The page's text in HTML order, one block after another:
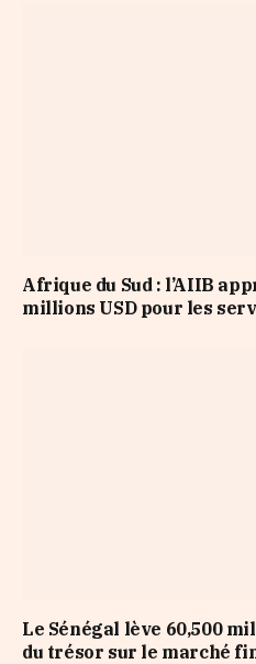
Afrique du Sud : l’AIIB
millions USD pour les
Le Sénégal lève 60,500
du trésor sur le marché